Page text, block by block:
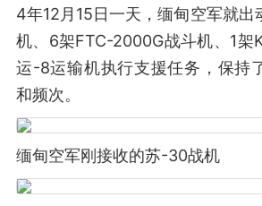
4年12月15日一天，缅甸空军就出
机、6架FTC-2000G战斗机、1架
运-8运输机执行支援任务，保持
和频次。
缅甸空军刚接收的苏-30战机